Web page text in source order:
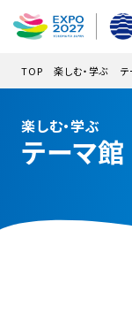
メインコンテンツに
TOP 楽しむ・学ぶ
楽しむ・学ぶ
テーマ館